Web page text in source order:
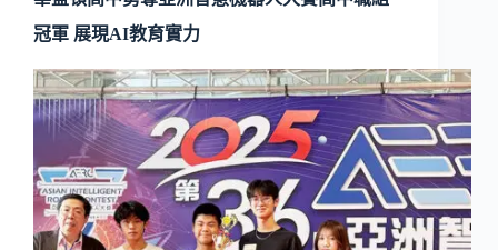
冠軍 展現AI教育實力